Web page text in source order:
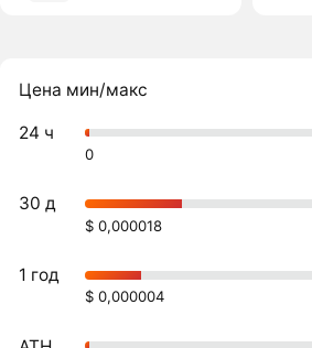
Цена мин/макс
24 ч
0
30 д
$ 0,000018
1 год
$ 0,000004